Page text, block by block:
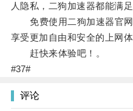
人隐私，二狗加速器都能满足
免费使用二狗加速器官网
享受更加自由和安全的上网体
赶快来体验吧！。
#37#
评论